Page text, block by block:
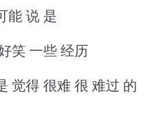
能 说 是
笑 一些 经历
觉得 很难 很 难过 的